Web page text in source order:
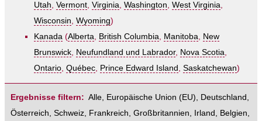
Utah, Vermont, Virginia, Washington, West Virginia,
Wisconsin, Wyoming)
Kanada (Alberta, British Columbia, Manitoba, New
Brunswick, Neufundland und Labrador, Nova Scotia,
Ontario, Québec, Prince Edward Island , Saskatchewan)
Ergebnisse filtern: Alle, Europäische Union (EU), Deutschland ,
Österreich, Schweiz, Frankreich, Großbritannien, Irland , Belgien,